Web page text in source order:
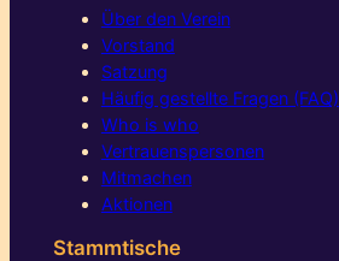
Über den Verein
Vorstand
Satzung
Häufig gestellte Fragen (FAQ)
Who is who
Vertrauenspersonen
Mitmachen
Aktionen
Stammtische